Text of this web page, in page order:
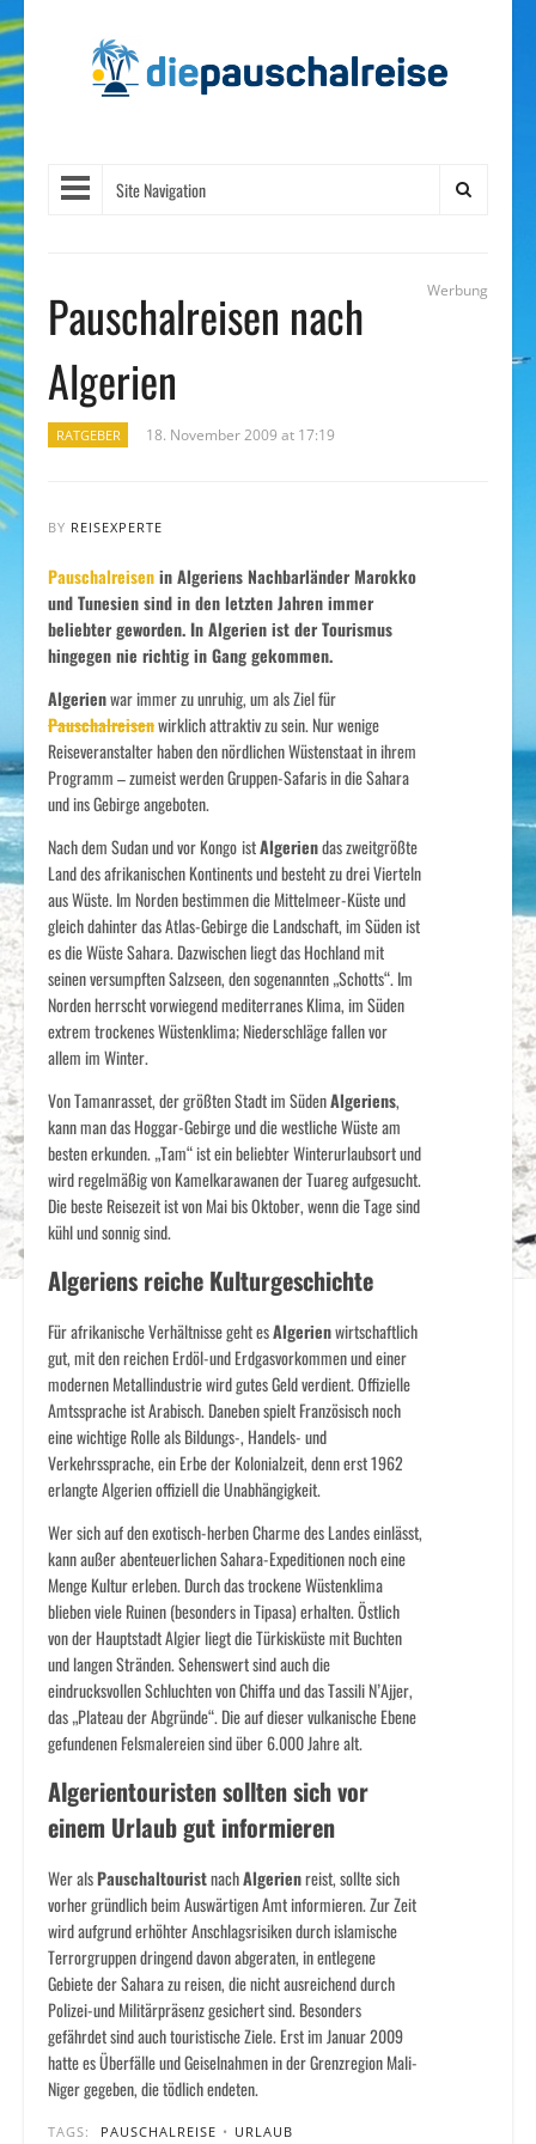
Site Navigation
Pauschalreisen nach
Algerien
Werbung
RATGEBER 18. November 2009 at 17:19
BY REISEXPERTE
Pauschalreisenin Algeriens Nachbarländer Marokko
und Tunesien sind in den letzten Jahren immer
beliebter geworden. In Algerien ist der Tourismus
hingegen nie richtig in Gang gekommen.
Algerienwar immer zu unruhig, um als Ziel für
Pauschalreisenwirklich attraktiv zu sein. Nur wenige
Reiseveranstalter haben den nördlichen Wüstenstaat in ihrem
Programm – zumeist werden Gruppen-Safaris in die Sahara
und ins Gebirge angeboten.
Nach dem Sudan und vor KongoistAlgeriendas zweitgrößte
Land des afrikanischen Kontinents und besteht zu drei Vierteln
aus Wüste. Im Nordenbestimmen die Mittelmeer-Küste und
gleich dahinter das Atlas-Gebirge die Landschaft, im Süden ist
es die Wüste Sahara. Dazwischen liegt das Hochland mit
seinen versumpften Salzseen, den sogenannten „Schotts“. Im
Norden herrscht vorwiegend mediterranes Klima, im Süden
extrem trockenes Wüstenklima; Niederschläge fallen vor
allem im Winter.
Von Tamanrasset, der größten Stadt im SüdenAlgeriens,
kann man das Hoggar-Gebirge und die westliche Wüste am
besten erkunden. „Tam“ ist ein beliebter Winterurlaubsort und
wird regelmäßig von Kamelkarawanen der Tuareg aufgesucht.
Die beste Reisezeit ist von Mai bis Oktober, wenn die Tage sind
kühl und sonnig sind.
Algeriens reiche Kulturgeschichte
Für afrikanische Verhältnisse geht esAlgerienwirtschaftlich
gut, mit den reichen Erdöl-und Erdgasvorkommen und einer
modernen Metallindustrie wird gutes Geld verdient. Offizielle
Amtssprache ist Arabisch. Daneben spielt Französisch noch
eine wichtige Rolle als Bildungs-, Handels- und
Verkehrssprache, ein Erbe der Kolonialzeit, denn erst 1962
erlangte Algerien offiziell die Unabhängigkeit.
Wer sich auf den exotisch-herben Charme des Landes einlässt,
kann außer abenteuerlichen Sahara-Expeditionen noch eine
Menge Kultur erleben. Durch das trockene Wüstenklima
blieben viele Ruinen (besonders in Tipasa) erhalten. Östlich
von der Hauptstadt Algier liegt die Türkisküste mit Buchten
und langen Stränden. Sehenswert sind auch die
eindrucksvollen Schluchten von Chiffa und das Tassili N’Ajjer,
das „Plateau der Abgründe“. Die auf dieser vulkanische Ebene
gefundenen Felsmalereien sind über 6.000 Jahre alt.
Algerientouristen sollten sich vor
einem Urlaub gut informieren
Wer alsPauschaltouristnachAlgerienreist, sollte sich
vorher gründlich beim Auswärtigen Amt informieren. Zur Zeit
wird aufgrund erhöhter Anschlagsrisiken durch islamische
Terrorgruppen dringend davon abgeraten, in entlegene
Gebiete der Sahara zu reisen, die nicht ausreichend durch
Polizei-und Militärpräsenz gesichert sind. Besonders
gefährdet sind auch touristische Ziele. Erst im Januar 2009
hatte es Überfälle und Geiselnahmen in der Grenzregion Mali-
Niger gegeben, die tödlich endeten.
TAGS: PAUSCHALREISE • URLAUB